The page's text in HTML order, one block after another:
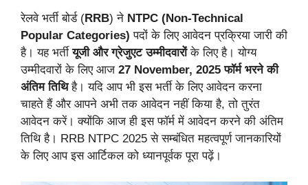
रेलवे भर्ती बोर्ड (RRB) ने NTPC (Non-Technical
Popular Categories) पदों के लिए आवेदन प्रक्रिया जारी की
है। यह भर्तीयूजी और ग्रेजुएट उम्मीदवारोंके लिए है। योग्य
उम्मीदवारों के लिए आज 27 November, 2025 फॉर्म भरने की
अंतिम तिथिहै। यदि आप भी इस भर्ती के लिए आवेदन करना
चाहते हैं और आपने अभी तक आवेदन नहीं किया है, तो तुरंत
आवेदन करें। क्योंकि आज ही इस फॉर्म में आवेदन करने की अंतिम
तिथि है। RRB NTPC 2025 से सम्बंधित महत्वपूर्ण जानकारियों
के लिए आप इस आर्टिकल को ध्यानपूर्वक पूरा पढ़ें।